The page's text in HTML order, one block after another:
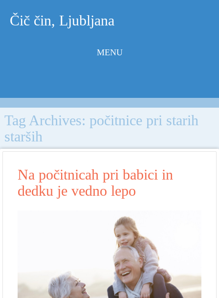
Čič čin, Ljubljana
MENU
Tag Archives: počitnice pri starih
starših
Na počitnicah pri babici in
dedku je vedno lepo